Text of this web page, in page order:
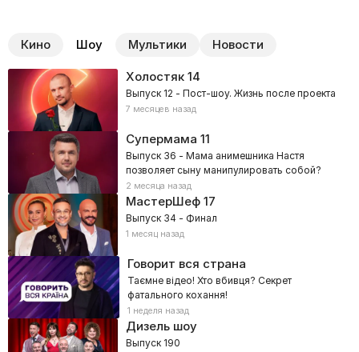
Кино Шоу Мультики Новости
Холостяк14
Выпуск 12 - Пост-шоу. Жизнь после проекта
7 месяцев назад
Супермама 11
Выпуск 36 - Мама анимешника Настя
позволяет сыну манипулировать собой?
2 месяца назад
МастерШеф17
Выпуск 34 - Финал
1 месяц назад
Говорит вся страна
Таємне відео! Хто вбивця? Секрет
фатального кохання!
1 неделя назад
Дизель шоу
Выпуск 190